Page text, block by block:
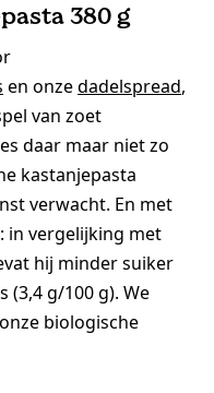
380 g
en onzedadelspread,
van zoet
daar maar niet zo
kastanjepasta
verwacht. En met
in vergelijking met
hij minder suiker
(3,4 g/100 g). We
biologische